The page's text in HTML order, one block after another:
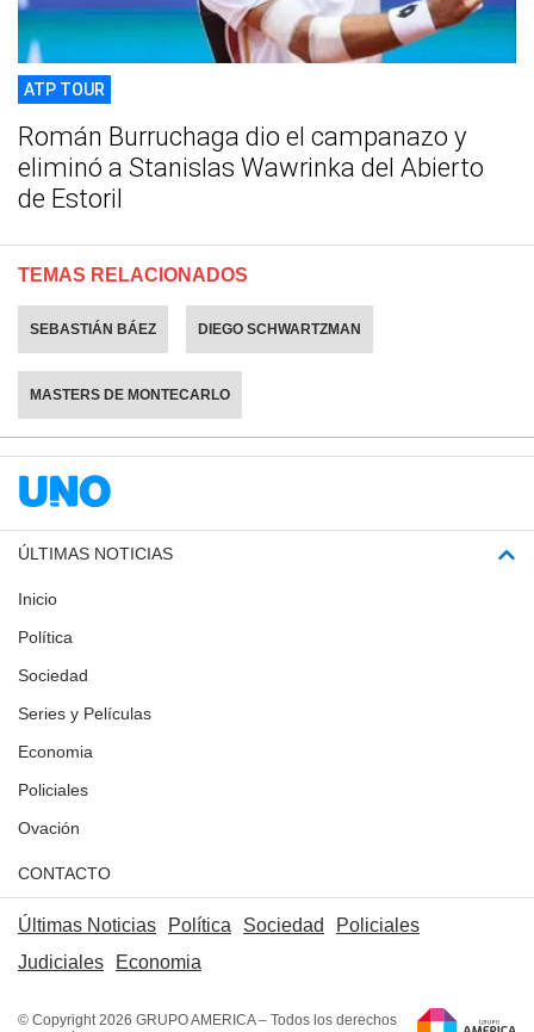
ATP TOUR
Román Burruchaga dio el campanazo y
eliminó a Stanislas Wawrinka del Abierto
de Estoril
TEMAS RELACIONADOS
SEBASTIÁN BÁEZ DIEGO SCHWARTZMAN
MASTERS DE MONTECARLO
ÚLTIMAS NOTICIAS
Inicio
Política
Sociedad
Series y Películas
Economia
Policiales
Ovación
CONTACTO
Últimas Noticias Política Sociedad
Policiales
Judiciales
Economia
© Copyright 2026 GRUPO AMERICA – Todos los derechos